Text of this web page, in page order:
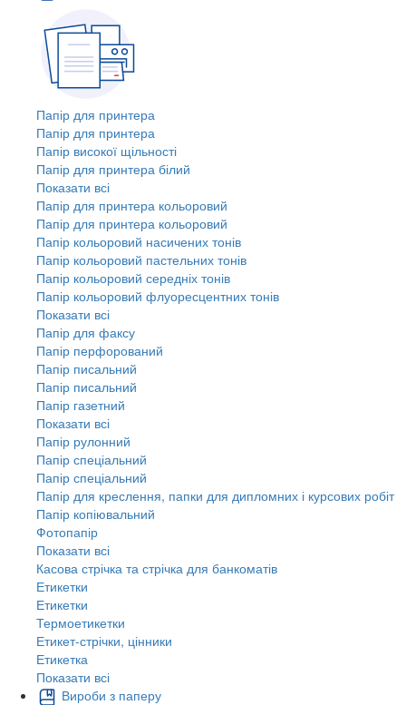
Папір для принтера
Папір для принтера
Папір високої щільності
Папір для принтера білий
Показати всі
Папір для принтера кольоровий
Папір для принтера кольоровий
Папір кольоровий насичених тонів
Папір кольоровий пастельних тонів
Папір кольоровий середніх тонів
Папір кольоровий флуоресцентних тонів
Показати всі
Папір для факсу
Папір перфорований
Папір писальний
Папір писальний
Папір газетний
Показати всі
Папір рулонний
Папір спеціальний
Папір спеціальний
Папір для креслення, папки для дипломних і курсових робіт
Папір копіювальний
Фотопапір
Показати всі
Касова стрічка та стрічка для банкоматів
Етикетки
Етикетки
Термоетикетки
Етикет-стрічки, цінники
Етикетка
Показати всі
Вироби з паперу